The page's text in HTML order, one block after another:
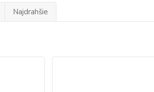
Najdrahšie